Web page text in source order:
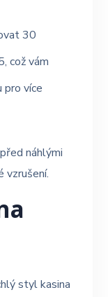
30
což vám
pro více
náhlými
vzrušení.
styl kasina